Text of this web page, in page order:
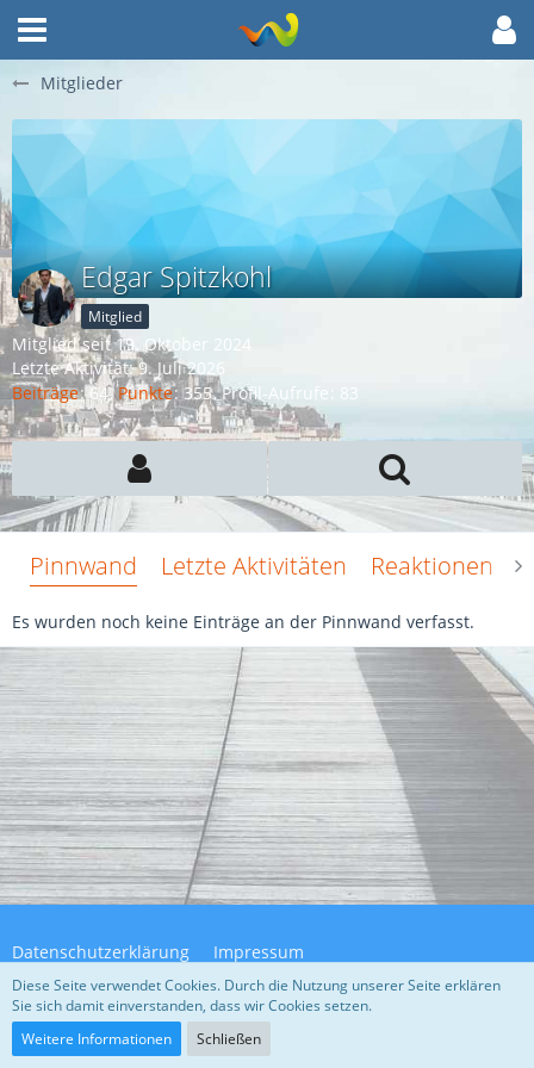
Mitglieder
Edgar Spitzkohl
Mitglied
Mitglied seit 19. Oktober 2024
Letzte Aktivität:9. Juli 2026
Beiträge 64 Punkte 355 Profil-Aufrufe 83
Pinnwand Letzte Aktivitäten Reaktionen
Es wurden noch keine Einträge an der Pinnwand verfasst.
Datenschutzerklärung Impressum
Community-Software:
Diese Seite verwendet Cookies. Durch die Nutzung unserer Seite erklären
Sie sich damit einverstanden, dass wir Cookies setzen.
Weitere Informationen
Schließen